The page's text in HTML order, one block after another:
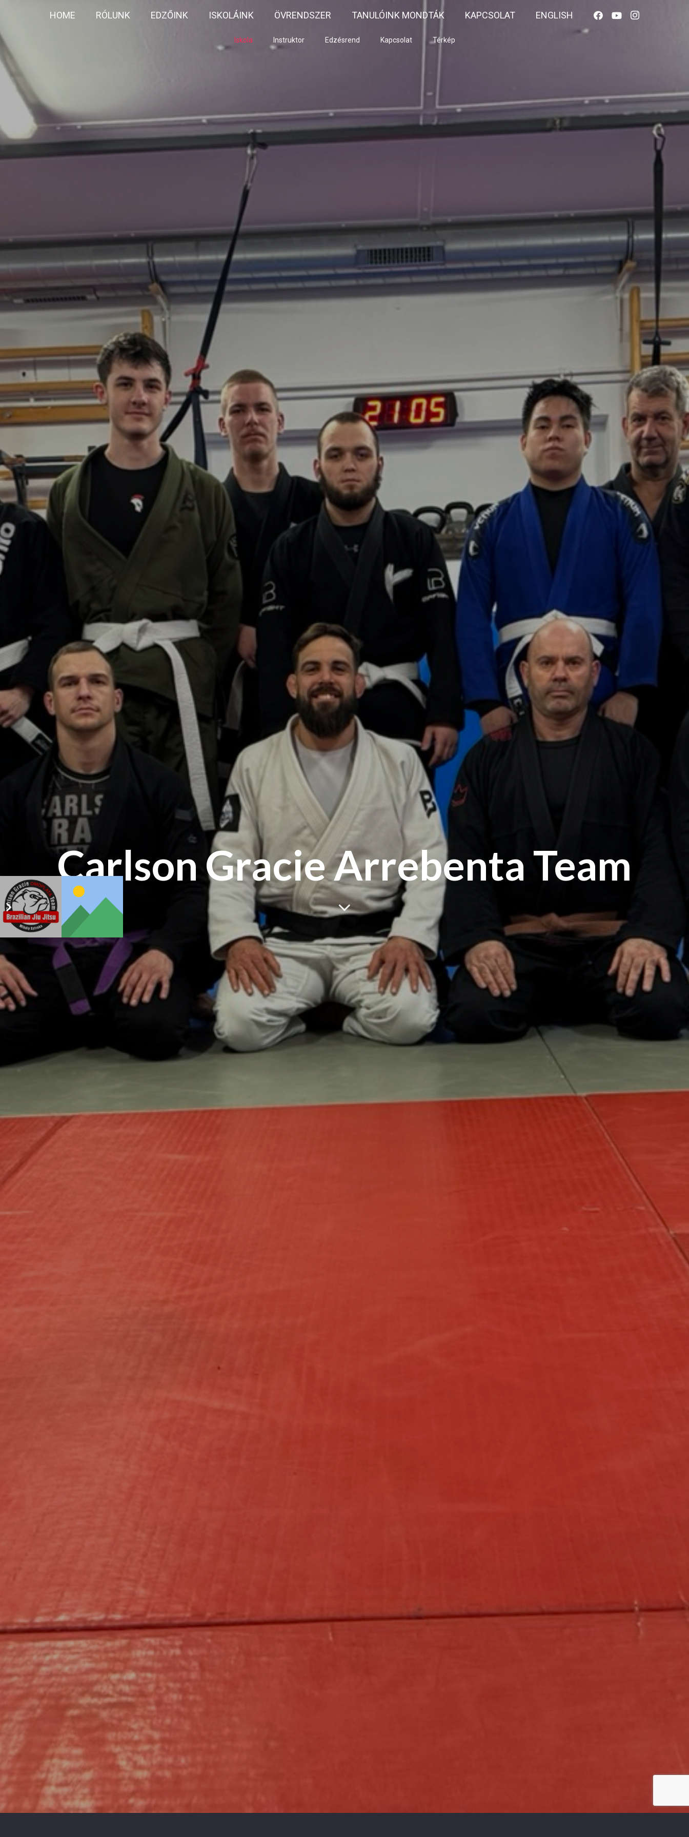
HOME RÓLUNK EDZŐINK ISKOLÁINK ÖVRENDSZER TANULÓINK MONDTÁK KAPCSOLAT ENGLISH
Iskola Instruktor Edzésrend Kapcsolat Térkép
Carlson Gracie Arrebenta Team